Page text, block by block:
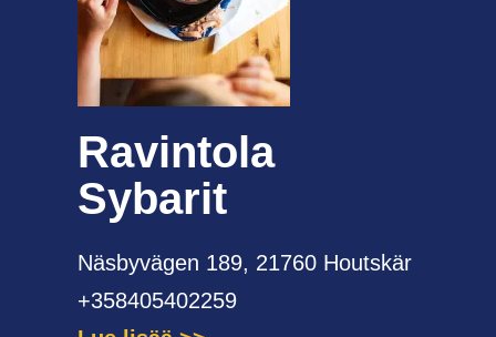
Ravintola
Sybarit
Näsbyvägen 189, 21760 Houtskär
+358405402259